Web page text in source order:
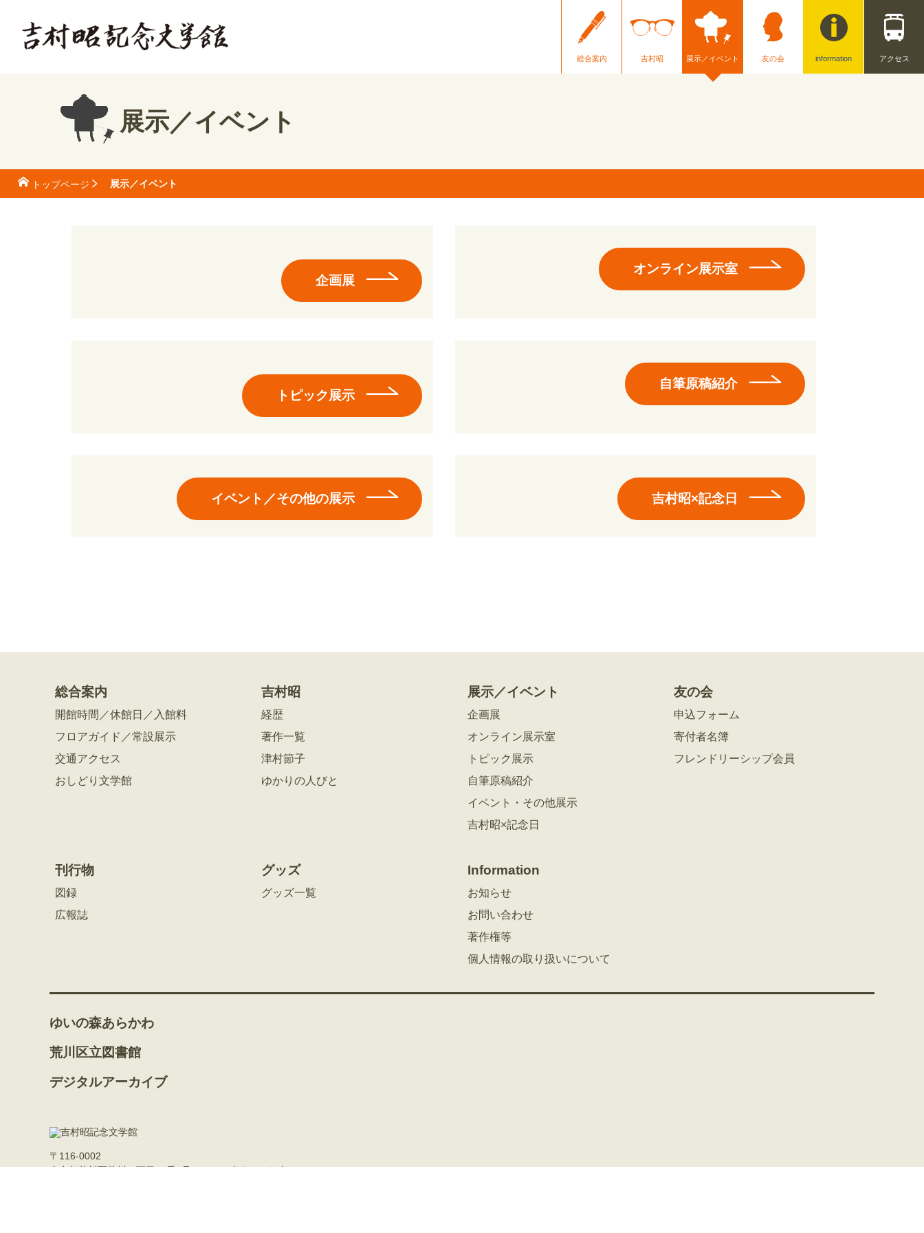
総合案内 吉村昭 展示／イベント 友の会 information アクセス
展示／イベント
トップページ 展示／イベント
企画展
オンライン展示室
トピック展示
自筆原稿紹介
イベント／その他の展示 吉村昭×記念日
総合案内
開館時間／休館日／入館料
フロアガイド／常設展示
交通アクセス
おしどり文学館
吉村昭
経歴
著作一覧
津村節子
ゆかりの人びと
展示／イベント
企画展
オンライン展示室
トピック展示
自筆原稿紹介
イベント・その他展示
吉村昭×記念日
友の会
申込フォーム
寄付者名簿
フレンドリーシップ会員
刊行物
図録
広報誌
グッズ
グッズ一覧
Information
お知らせ
お問い合わせ
著作権等
個人情報の取り扱いについて
ゆいの森あらかわ
荒川区立図書館
デジタルアーカイブ
〒116-0002
東京都荒川区荒川二丁目50番1号（ゆいの森あらかわ内）